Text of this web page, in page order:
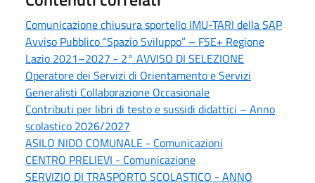
Comunicazione chiusura sportello IMU-TARI della SAP
Avviso Pubblico “Spazio Sviluppo” – FSE+ Regione
Lazio 2021–2027 - 2° AVVISO DI SELEZIONE
Operatore dei Servizi di Orientamento e Servizi
Generalisti Collaborazione Occasionale
Contributi per libri di testo e sussidi didattici – Anno
scolastico 2026/2027
ASILO NIDO COMUNALE - Comunicazioni
CENTRO PRELIEVI - Comunicazione
SERVIZIO DI TRASPORTO SCOLASTICO - ANNO